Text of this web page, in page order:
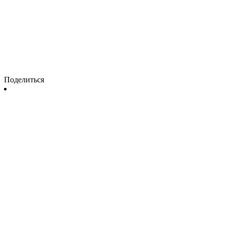
Поделиться